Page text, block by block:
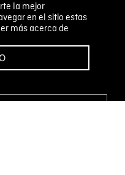
la mejor
en el sitio estas
más acerca de
RECLAMOS
FÁCILES!